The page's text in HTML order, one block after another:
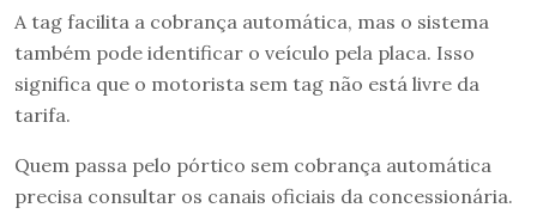
A tag facilita a cobrança automática, mas o sistema
também pode identificar o veículo pela placa. Isso
significa que o motorista sem tag não está livre da
tarifa.
Quem passa pelo pórtico sem cobrança automática
precisa consultar os canais oficiais da concessionária.